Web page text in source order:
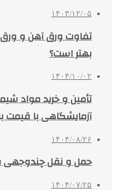
۱۴۰۳/۱۲/۰۵
تفاوت ورق آهن و
بهتر است؟
۱۴۰۴/۱۰/۰۲
تأمین و خرید مواد
آزمایشگاهی با قیمت
۱۴۰۴/۰۸/۲۶
حمل و نقل چندوجهی
۱۴۰۴/۰۷/۲۵